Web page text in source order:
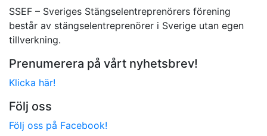
SSEF – Sveriges Stängselentreprenörers förening
består av stängselentreprenörer i Sverige utan egen
tillverkning.
Prenumerera på vårt nyhetsbrev!
Klicka här!
Följ oss
Följ oss på Facebook!